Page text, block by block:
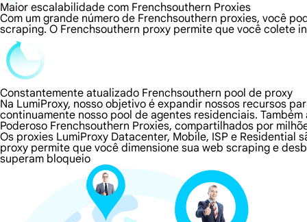
Maior escalabilidade com Frenchsouthern Proxies
Com um grande número de Frenchsouthern proxies, você
scraping. O Frenchsouthern proxy permite que você colete
Constantemente atualizado Frenchsouthern pool de proxy
Na LumiProxy, nosso objetivo é expandir nossos recursos
continuamente nosso pool de agentes residenciais.
Poderoso Frenchsouthern Proxies, compartilhados por
Os proxies LumiProxy Datacenter, Mobile, ISP e
proxy permite que você dimensione sua web scraping e
superam bloqueio